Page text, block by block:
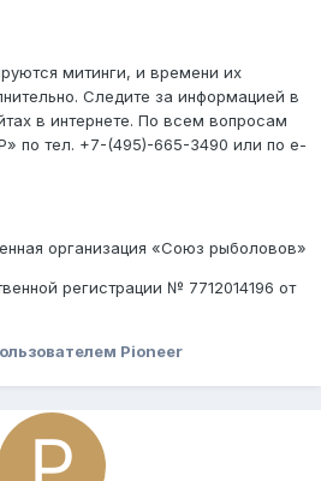
митинги, и времени их
Следите за информацией в
в интернете. По всем вопросам
по тел. +7-(495)-665-3490 или по e-
организация «Союз рыболовов»
регистрации № 7712014196 от
Pioneer